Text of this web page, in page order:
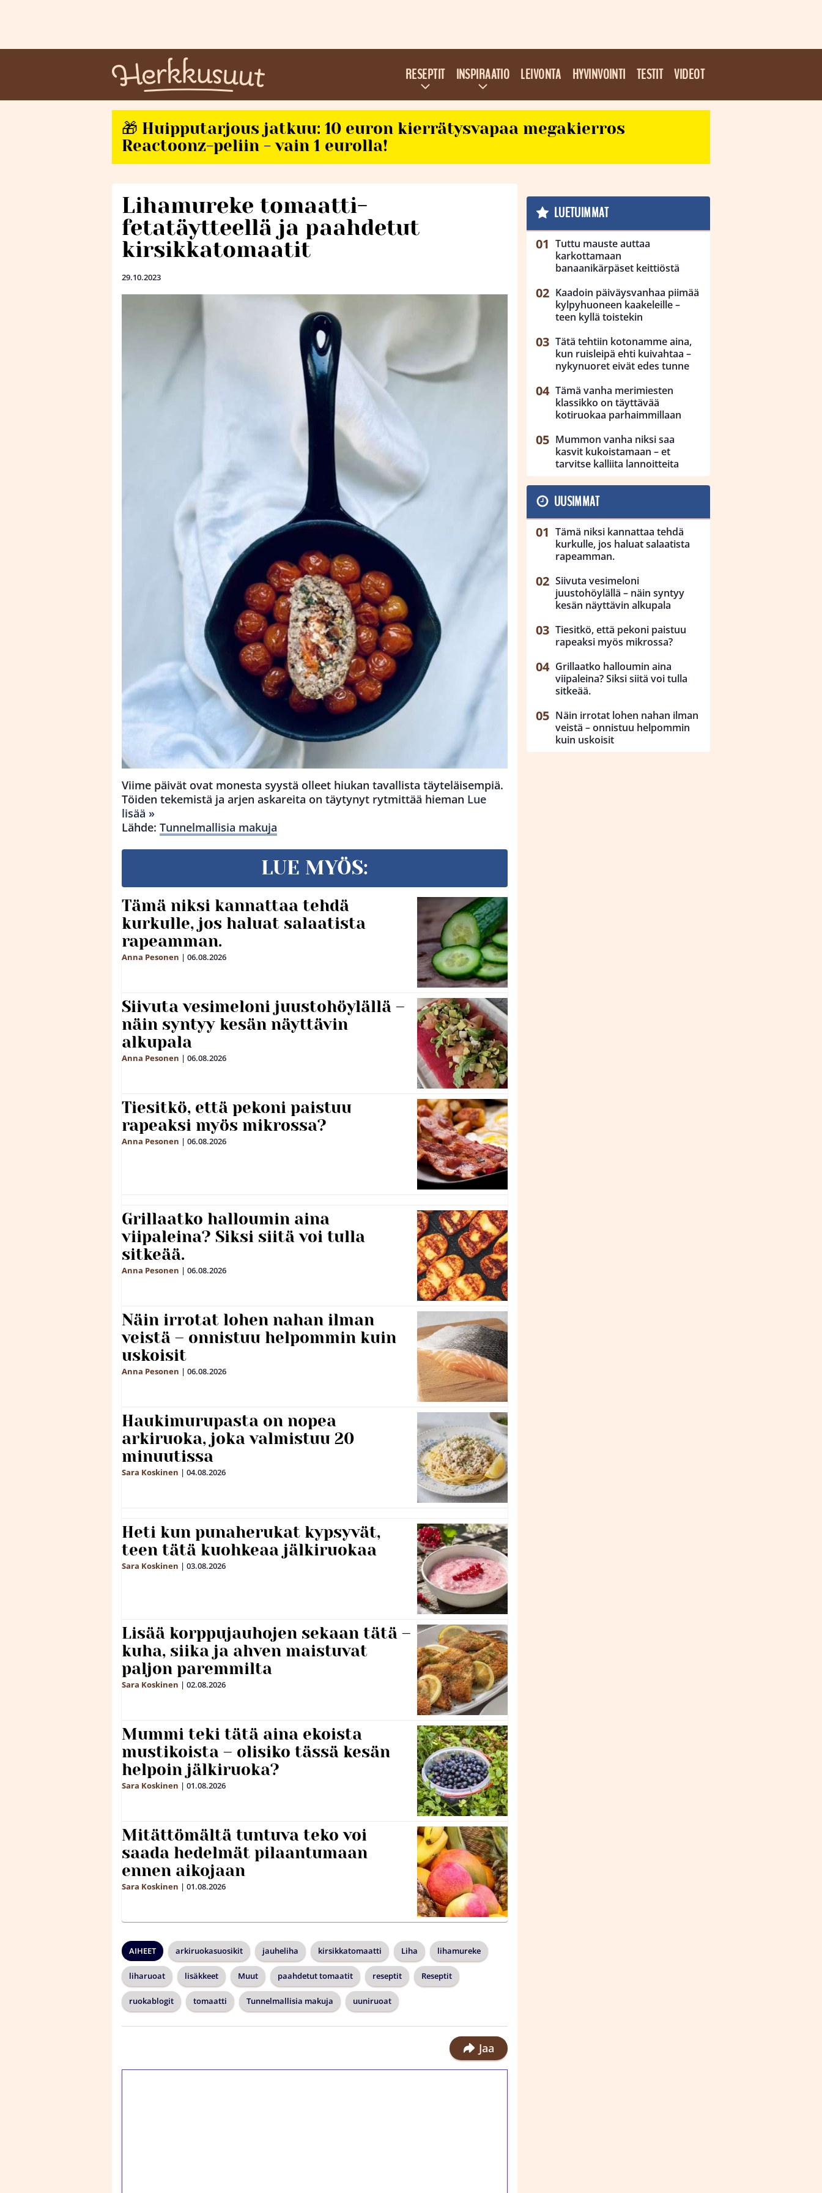
RESEPTIT INSPIRAATIO LEIVONTA HYVINVOINTI TESTIT VIDEOT
🎁 Huipputarjous jatkuu: 10 euron kierrätysvapaa megakierros
Reactoonz-peliin - vain 1 eurolla!
Lihamureke tomaatti-
fetatäytteellä ja paahdetut
kirsikkatomaatit
29.10.2023
Viime päivät ovat monesta syystä olleet hiukan tavallista täyteläisempiä.
Töiden tekemistä ja arjen askareita on täytynyt rytmittää hieman Lue
lisää »
Lähde: Tunnelmallisia makuja
LUE MYÖS:
Tämä niksi kannattaa tehdä
kurkulle, jos haluat salaatista
rapeamman.
Anna Pesonen | 06.08.2026
Siivuta vesimeloni juustohöylällä –
näin syntyy kesän näyttävin
alkupala
Anna Pesonen | 06.08.2026
Tiesitkö, että pekoni paistuu
rapeaksi myös mikrossa?
Anna Pesonen | 06.08.2026
Grillaatko halloumin aina
viipaleina? Siksi siitä voi tulla
sitkeää.
Anna Pesonen | 06.08.2026
Näin irrotat lohen nahan ilman
veistä – onnistuu helpommin kuin
uskoisit
Anna Pesonen | 06.08.2026
Haukimurupasta on nopea
arkiruoka, joka valmistuu 20
minuutissa
Sara Koskinen | 04.08.2026
Heti kun punaherukat kypsyvät,
teen tätä kuohkeaa jälkiruokaa
Sara Koskinen | 03.08.2026
Lisää korppujauhojen sekaan tätä –
kuha, siika ja ahven maistuvat
paljon paremmilta
Sara Koskinen | 02.08.2026
Mummi teki tätä aina ekoista
mustikoista – olisiko tässä kesän
helpoin jälkiruoka?
Sara Koskinen | 01.08.2026
Mitättömältä tuntuva teko voi
saada hedelmät pilaantumaan
ennen aikojaan
Sara Koskinen | 01.08.2026
AIHEET arkiruokasuosikit jauheliha kirsikkatomaatti Liha lihamureke
liharuoat lisäkkeet Muut paahdetut tomaatit reseptit Reseptit
ruokablogit tomaatti Tunnelmallisia makuja uuniruoat
Jaa
LUETUIMMAT
Tuttu mauste auttaa
karkottamaan
banaanikärpäset keittiöstä
Kaadoin päiväysvanhaa piimää
kylpyhuoneen kaakeleille –
teen kyllä toistekin
Tätä tehtiin kotonamme aina,
kun ruisleipä ehti kuivahtaa –
nykynuoret eivät edes tunne
Tämä vanha merimiesten
klassikko on täyttävää
kotiruokaa parhaimmillaan
Mummon vanha niksi saa
kasvit kukoistamaan – et
tarvitse kalliita lannoitteita
UUSIMMAT
Tämä niksi kannattaa tehdä
kurkulle, jos haluat salaatista
rapeamman.
Siivuta vesimeloni
juustohöylällä – näin syntyy
kesän näyttävin alkupala
Tiesitkö, että pekoni paistuu
rapeaksi myös mikrossa?
Grillaatko halloumin aina
viipaleina? Siksi siitä voi tulla
sitkeää.
Näin irrotat lohen nahan ilman
veistä – onnistuu helpommin
kuin uskoisit